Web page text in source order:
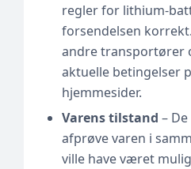
regler for lithium-
forsendelsen
andre transportører
aktuelle betingelser
hjemmesider.
Varens tilstand –
afprøve varen i
ville have været